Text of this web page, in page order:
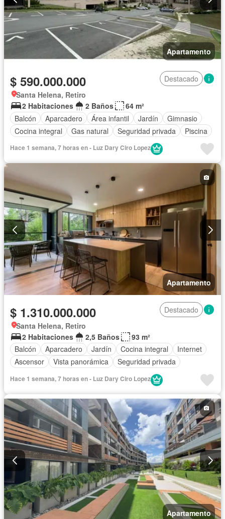
Apartamento
$ 590.000.000
Destacado
Santa Helena, Retiro
2 Habitaciones
2 Baños
64 m²
Balcón
Aparcadero Área infantil Jardín
Gimnasio
Cocina integral
Gas natural Seguridad privada Piscina
Hace 1 semana, 7 horas en - Luz Dary Ciro Lopez
Apartamento
$ 1.310.000.000
Destacado
Santa Helena, Retiro
2 Habitaciones
2,5 Baños
93 m²
Balcón
Aparcadero Jardín Cocina integral
Internet
Ascensor
Vista panorámica Seguridad privada
Hace 1 semana, 7 horas en - Luz Dary Ciro Lopez
Apartamento